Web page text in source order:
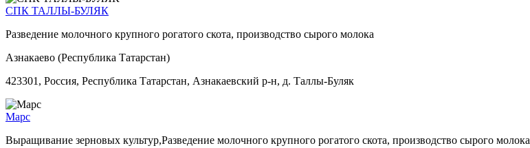
СПК ТАЛЛЫ-БУЛЯК
Разведение молочного крупного рогатого скота, производство сырого молока
Азнакаево (Республика Татарстан)
423301, Россия, Республика Татарстан, Азнакаевский р-н, д. Таллы-Буляк
Марс
Выращивание зерновых культур,Разведение молочного крупного рогатого скота, производство сырого молока